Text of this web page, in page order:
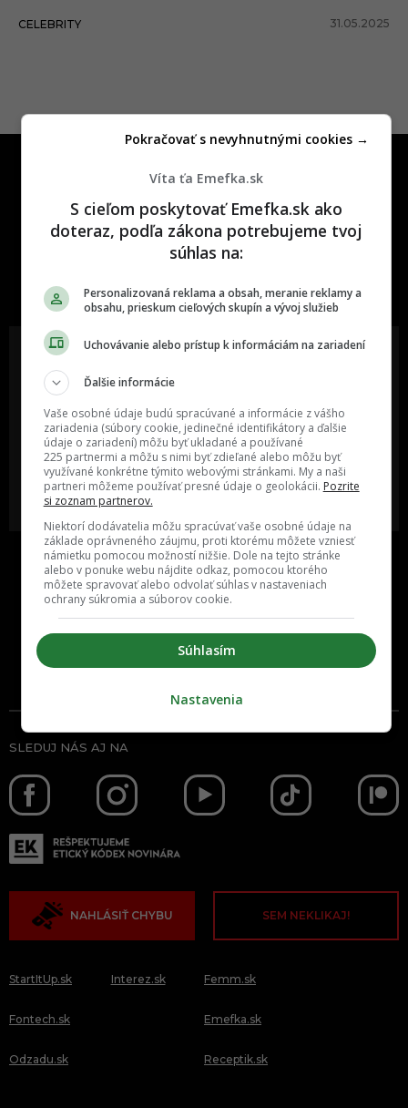
CELEBRITY 31.05.2025
One time najzábavnejšie miesto na
najzabávnejšie miesto na svete
Oslov reklamou viac ako milión
ľudí v rôznych vekových
kategóriách a na rôznych
sociálnych sieťach a nakopni svoj
biznis alebo produkt.
MÁM ZÁUJEM O
SPOLUPRÁCU
poznáš niekoho, o kom by sme
mali určite napísať?
POŠLI NÁM TIP NA ČLÁNOK
Inzercia Cenník
SLEDUJ NÁS AJ NA
NAHLÁSIŤ CHYBU SEM NEKLIKAJ!
StartItUp.sk
Fontech.sk
Odzadu.sk
Interez.sk Femm.sk
Emefka.sk
Receptik.sk
Víta ťa Emefka.sk
S cieľom poskytovať Emefka.sk ako
doteraz, podľa zákona potrebujeme tvoj
súhlas na:
Personalizovaná reklama a obsah, meranie reklamy a
obsahu, prieskum cieľových skupín a vývoj služieb
Uchovávanie alebo prístup k informáciám na zariadení
Ďalšie informácie
Vaše osobné údaje budú spracúvané a informácie z vášho
zariadenia (súbory cookie, jedinečné identifikátory a ďalšie
údaje o zariadení) môžu byť ukladané a používané
225 partnermi a môžu s nimi byť zdieľané alebo môžu byť
využívané konkrétne týmito webovými stránkami. My a naši
partneri môžeme používať presné údaje o geolokácii. Pozrite
si zoznam partnerov.
Niektorí dodávatelia môžu spracúvať vaše osobné údaje na
základe oprávneného záujmu, proti ktorému môžete vzniesť
námietku pomocou možností nižšie. Dole na tejto stránke
alebo v ponuke webu nájdite odkaz, pomocou ktorého
môžete spravovať alebo odvolať súhlas v nastaveniach
ochrany súkromia a súborov cookie.
Súhlasím
Pokračovať s nevyhnutnými cookies →
Nastavenia